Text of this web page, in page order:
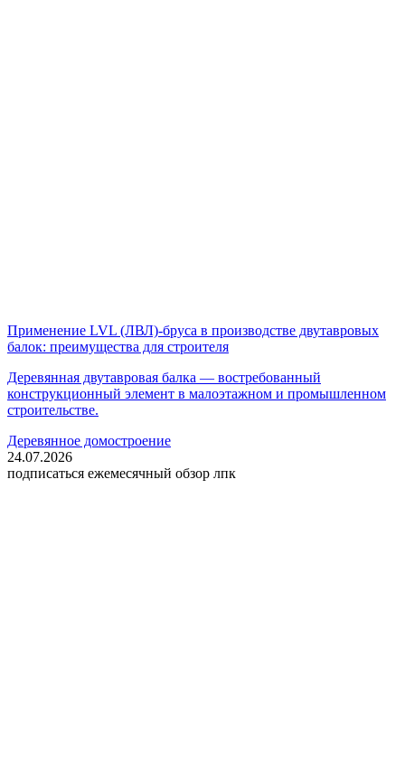
Применение LVL (ЛВЛ)-бруса в производстве двутавровых
балок: преимущества для строителя
Деревянная двутавровая балка — востребованный
конструкционный элемент в малоэтажном и промышленном
строительстве.
Деревянное домостроение
24.07.2026
подписаться ежемесячный обзор лпк